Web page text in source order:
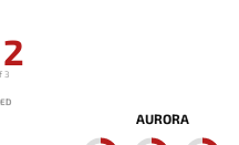
2
3
AURORA